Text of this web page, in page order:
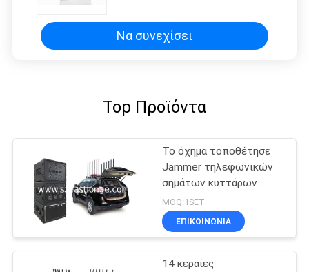
Να συνεχίσει
Top Προϊόντα
Το όχημα τοποθέτησε
Jammer τηλεφωνικών
σημάτων κυττάρων
τηλεχειρισμού ΠΣΤ
GSM 3G 4G LTE 5G WIFI
MOQ:1SET
ΕΠΙΚΟΙΝΩΝΊΑ
14 κεραίες